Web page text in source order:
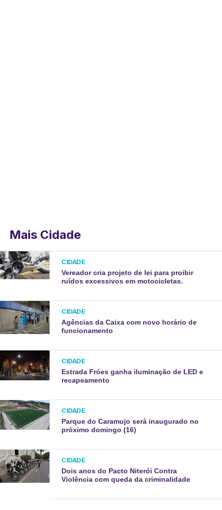
Mais Cidade
CIDADE
Vereador cria projeto de lei para proibir
ruídos excessivos em motocicletas.
CIDADE
Agências da Caixa com novo horário de
funcionamento
CIDADE
Estrada Fróes ganha iluminação de LED e
recapeamento
CIDADE
Parque do Caramujo será inaugurado no
próximo domingo (16)
CIDADE
Dois anos do Pacto Niterói Contra
Violência com queda da criminalidade